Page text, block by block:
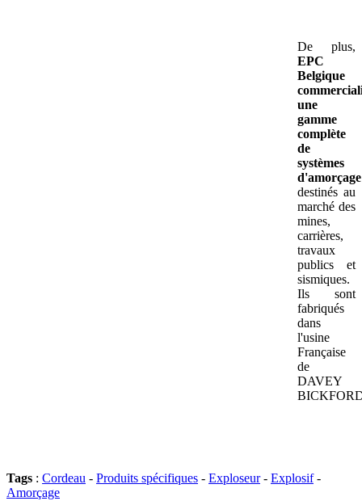
De plus,
EPC
Belgique
une
gamme
complète
de
systèmes
d'amorçage
destinés au
marché des
mines,
carrières,
travaux
publics et
sismiques.
Ils sont
fabriqués
dans
l'usine
Française
de
DAVEY
Tags : Cordeau - Produits spécifiques - Exploseur- Explosif-
Amorçage